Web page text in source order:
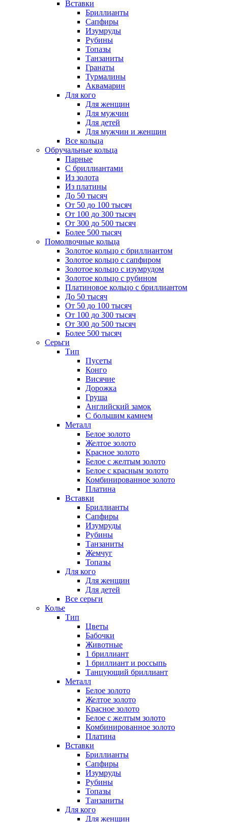
Вставки
Бриллианты
Сапфиры
Изумруды
Рубины
Топазы
Танзаниты
Гранаты
Турмалины
Аквамарин
Для кого
Для женщин
Для мужчин
Для детей
Для мужчин и женщин
Все кольца
Обручальные кольца
Парные
С бриллиантами
Из золота
Из платины
До 50 тысяч
От 50 до 100 тысяч
От 100 до 300 тысяч
От 300 до 500 тысяч
Более 500 тысяч
Помолвочные кольца
Золотое кольцо с бриллиантом
Золотое кольцо с сапфиром
Золотое кольцо с изумрудом
Золотое кольцо с рубином
Платиновое кольцо с бриллиантом
До 50 тысяч
От 50 до 100 тысяч
От 100 до 300 тысяч
От 300 до 500 тысяч
Более 500 тысяч
Серьги
Тип
Пусеты
Конго
Висячие
Дорожка
Груша
Английский замок
С большим камнем
Металл
Белое золото
Желтое золото
Красное золото
Белое с желтым золото
Белое с красным золото
Комбинированное золото
Платина
Вставки
Бриллианты
Сапфиры
Изумруды
Рубины
Танзаниты
Жемчуг
Топазы
Для кого
Для женщин
Для детей
Все серьги
Колье
Тип
Цветы
Бабочки
Животные
1 бриллиант
1 бриллиант и россыпь
Танцующий бриллиант
Металл
Белое золото
Желтое золото
Красное золото
Белое с желтым золото
Комбинированное золото
Платина
Вставки
Бриллианты
Сапфиры
Изумруды
Рубины
Топазы
Танзаниты
Для кого
Для женщин